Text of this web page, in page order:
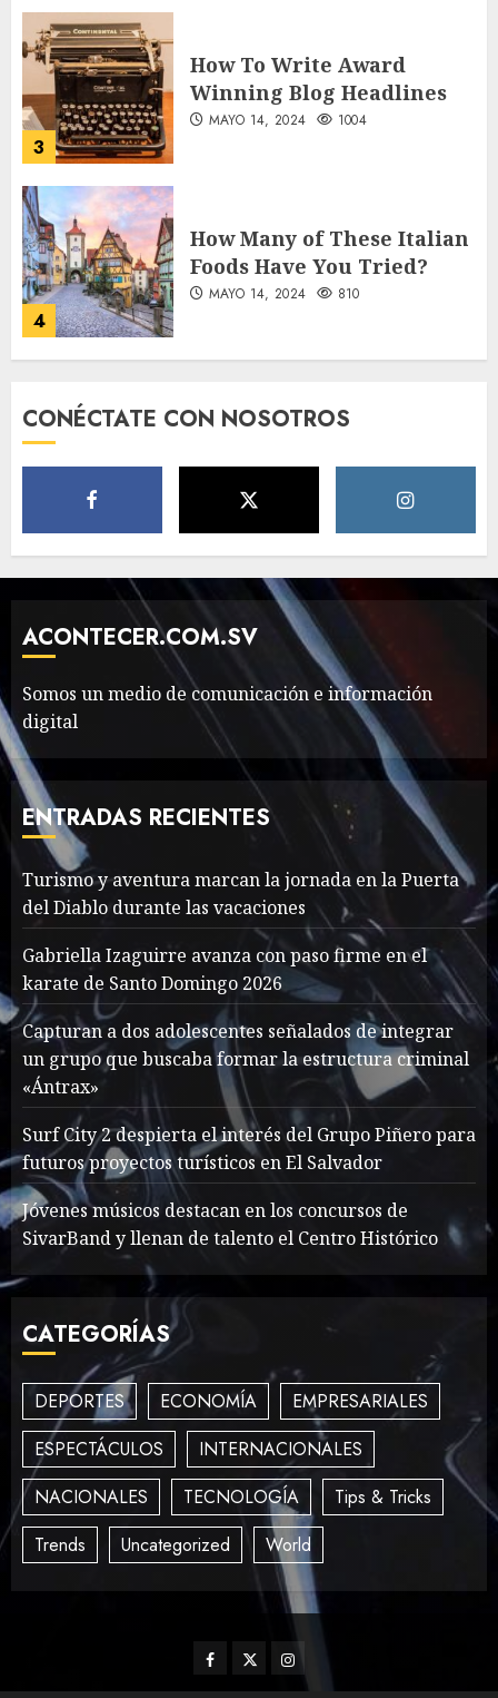
4
How Many of These Italian
Foods Have You Tried?
MAYO 14, 2024 810
5
Need to Know About the
Classic Cars in a Retro
Movie?
Thailand’s extraordinary
Valentino Goes
Deliberately Feminine for
Fall 2018
MAYO 16, 2024 765
1
Searching for the
forgotten heroes of World
War Two
MAYO 14, 2024 860
2
What’s Scarier Than the
Sex Talk? Its About Weight
MAYO 14, 2024 862
3
How To Write Award
Winning Blog Headlines
MAYO 14, 2024 1004
How Many of These Italian
5
Need to Know About the
Classic Cars in a Retro
Movie?
MAYO 14, 2024
The full story of
cave rescue
CONÉCTATE CON NOSOTROS
ACONTECER.COM.SV
Somos un medio de comunicación e información
digital
ENTRADAS RECIENTES
Turismo y aventura marcan la jornada en la Puerta
del Diablo durante las vacaciones
Gabriella Izaguirre avanza con paso firme en el
karate de Santo Domingo 2026
Capturan a dos adolescentes señalados de integrar
un grupo que buscaba formar la estructura criminal
«Ántrax»
Surf City 2 despierta el interés del Grupo Piñero para
futuros proyectos turísticos en El Salvador
Jóvenes músicos destacan en los concursos de
SivarBand y llenan de talento el Centro Histórico
CATEGORÍAS
DEPORTES ECONOMÍA
EMPRESARIALES
ESPECTÁCULOS
INTERNACIONALES
NACIONALES
TECNOLOGÍA
Tips & Tricks
Trends
Uncategorized World
Facebook
TwitterInstagram